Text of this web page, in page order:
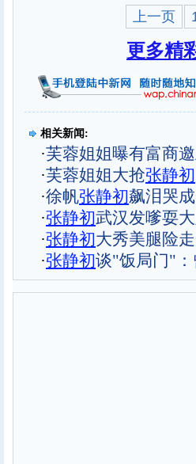
上一页
更多精
相关新闻:
·芙蓉姐姐曝有富商
·芙蓉姐姐大抢张静初
·徐帆张静初飙泪哭
·张静初武汉发嗲耍
·张静初大秀美腿险
·张静初谈"饭局门"：